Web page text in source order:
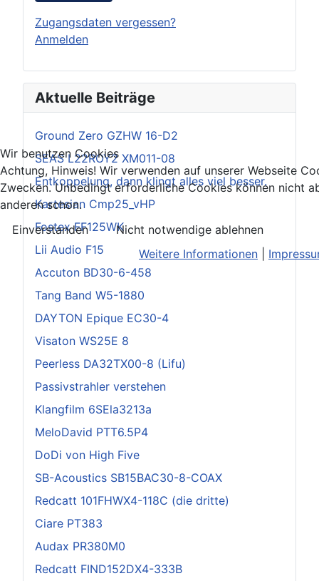
Zugangsdaten vergessen?
Anmelden
Aktuelle Beiträge
Ground Zero GZHW 16-D2
SEAS L22ROY2 XM011-08
Entkoppelung, dann klingt alles viel besser.
Kartesian Cmp25_vHP
Fostex FF125WK
Lii Audio F15
Accuton BD30-6-458
Tang Band W5-1880
DAYTON Epique EC30-4
Visaton WS25E 8
Peerless DA32TX00-8 (Lifu)
Passivstrahler verstehen
Klangfilm 6SEla3213a
MeloDavid PTT6.5P4
DoDi von High Five
SB-Acoustics SB15BAC30-8-COAX
Redcatt 101FHWX4-118C (die dritte)
Ciare PT383
Audax PR380M0
Redcatt FIND152DX4-333B
Wir benutzen Cookies
Achtung, Hinweis! Wir verwenden auf unserer Webseite
Zwecken. Unbedingt erforderliche Cookies können nicht
anderen schon.
Einverstanden
Nicht notwendige ablehnen
Weitere Informationen